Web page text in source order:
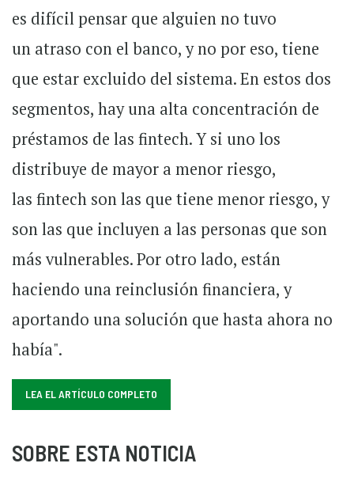
es difícil pensar que alguien no tuvo
un atraso con el banco, y no por eso, tiene
que estar excluido del sistema. En estos dos
segmentos, hay una alta concentración de
préstamos de las fintech. Y si uno los
distribuye de mayor a menor riesgo,
las fintech son las que tiene menor riesgo, y
son las que incluyen a las personas que son
más vulnerables. Por otro lado, están
haciendo una reinclusión financiera, y
aportando una solución que hasta ahora no
había".
LEA EL ARTÍCULO COMPLETO
SOBRE ESTA NOTICIA